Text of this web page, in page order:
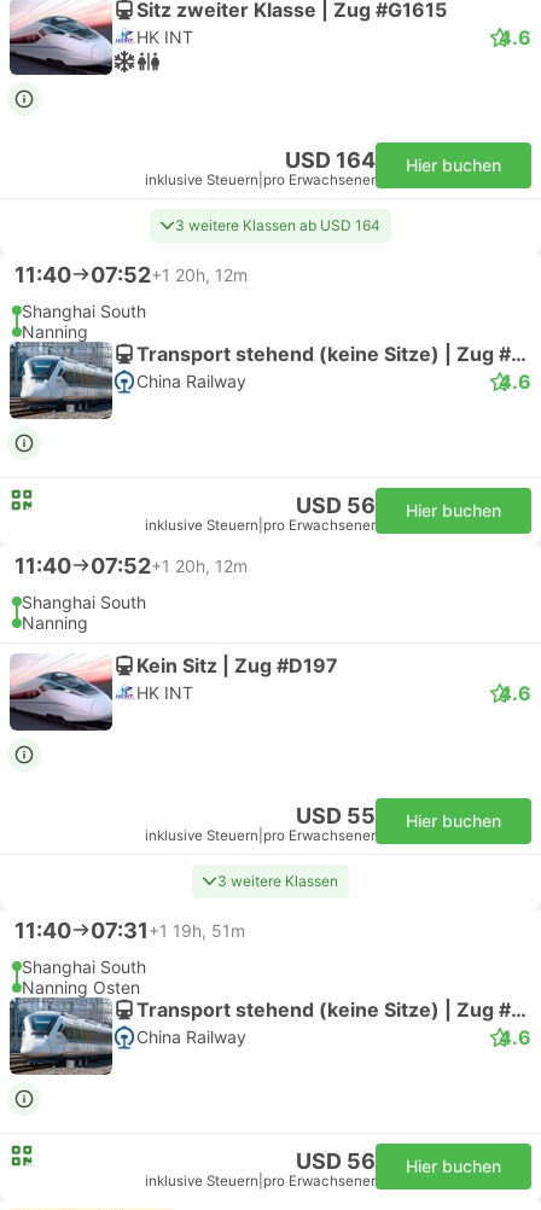
Sitz zweiter Klasse | Zug #G1615
HK INT 4.6
USD 164
inklusive Steuern pro Erwachsener
Hier buchen
3 weitere Klassen ab USD 164
11:40 07:52+1 20h, 12m
Shanghai South
Nanning
Transport stehend (keine Sitze) | Zug #D197
China Railway 4.6
USD 56
inklusive Steuern pro Erwachsener
Hier buchen
11:40 07:52+1 20h, 12m
Shanghai South
Nanning
Kein Sitz | Zug #D197
HK INT 4.6
USD 55
inklusive Steuern pro Erwachsener
Hier buchen
3 weitere Klassen
11:40 07:31+1 19h, 51m
Shanghai South
Nanning Osten
Transport stehend (keine Sitze) | Zug #D197
China Railway 4.6
USD 56
inklusive Steuern pro Erwachsener
Hier buchen